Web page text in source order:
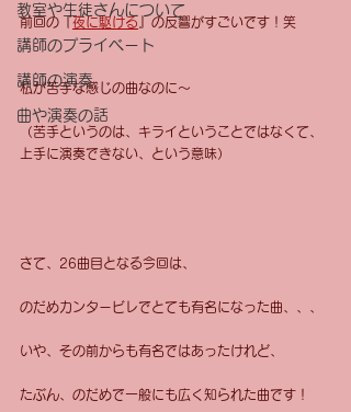
教室や生徒さんについて
講師のプライベート
講師の演奏
曲や演奏の話
前回の『夜に駆ける 』の反響がすごいです！笑
私が苦手な感じの曲なのに〜
（苦手というのは、キライということではなくて、
上手に演奏できない、という意味）
さて、26曲目となる今回は、
のだめカンタービレでとても有名になった曲、、、
いや、その前からも有名ではあったけれど、
たぶん、のだめで一般にも広く知られた曲です！